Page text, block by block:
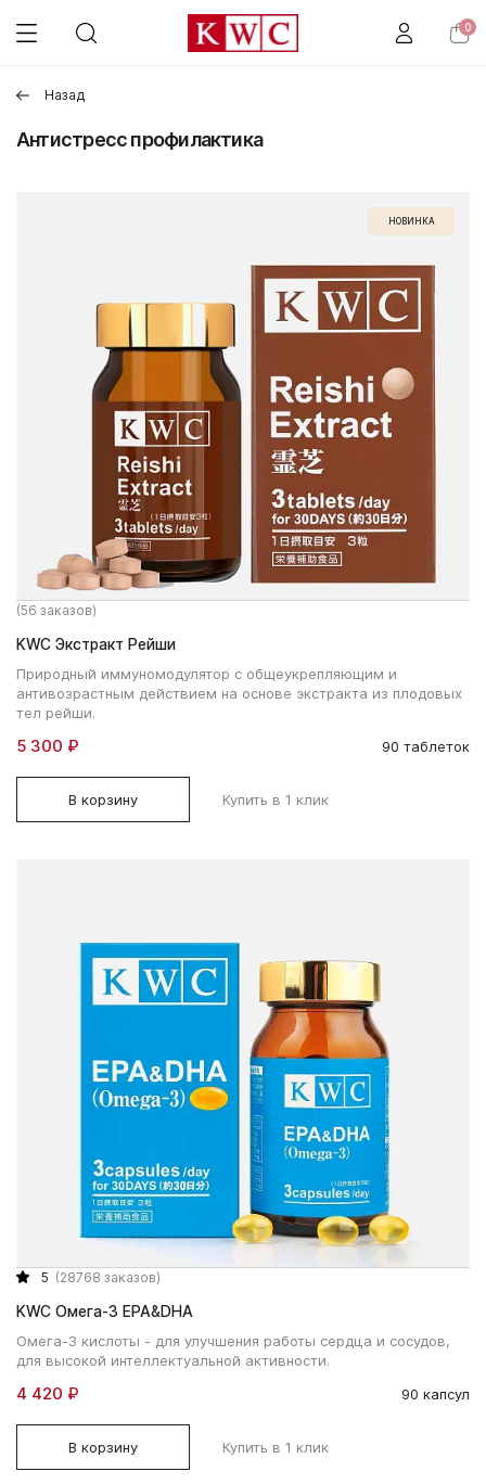
0
Назад
Антистресс профилактика
НОВИНКА
(56 заказов)
KWC Экстракт Рейши
Природный иммуномодулятор с общеукрепляющим и
антивозрастным действием на основе экстракта из плодовых
тел рейши.
5 300 ₽ 90 таблеток
В корзину Купить в 1 клик
5 (28768 заказов)
KWC Омега-3 EPA&DHA
Омега-3 кислоты - для улучшения работы сердца и сосудов,
для высокой интеллектуальной активности.
4 420 ₽ 90 капсул
В корзину Купить в 1 клик